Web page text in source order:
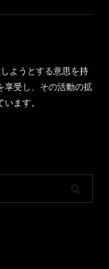
ようとする意思を持
享受し、その活動の拡
ます。